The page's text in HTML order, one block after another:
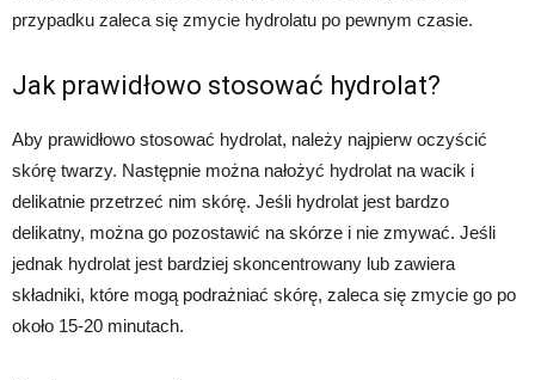
przypadku zaleca się zmycie hydrolatu po pewnym czasie.
Jak prawidłowo stosować hydrolat?
Aby prawidłowo stosować hydrolat, należy najpierw oczyścić
skórę twarzy. Następnie można nałożyć hydrolat na wacik i
delikatnie przetrzeć nim skórę. Jeśli hydrolat jest bardzo
delikatny, można go pozostawić na skórze i nie zmywać. Jeśli
jednak hydrolat jest bardziej skoncentrowany lub zawiera
składniki, które mogą podrażniać skórę, zaleca się zmycie go po
około 15-20 minutach.